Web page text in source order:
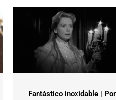
Fantástico inoxidable | Por